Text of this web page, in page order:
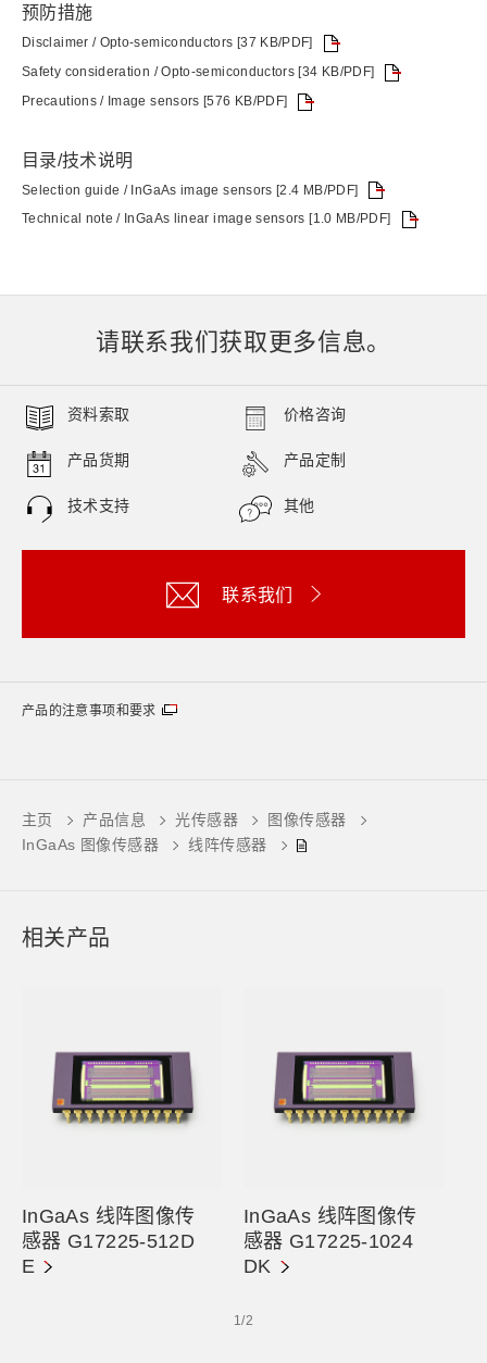
预防措施
Disclaimer / Opto-semiconductors [37 KB/PDF]
Safety consideration / Opto-semiconductors [34 KB/PDF]
Precautions / Image sensors [576 KB/PDF]
目录/技术说明
Selection guide / InGaAs image sensors [2.4 MB/PDF]
Technical note / InGaAs linear image sensors [1.0 MB/PDF]
请联系我们获取更多信息。
资料索取 价格咨询
产品货期 产品定制
技术支持 其他
联系我们
产品的注意事项和要求
主页 产品信息 光传感器
图像传感器
InGaAs 图像传感器
线阵传感器
相关产品
InGaAs 线阵图像传
感器 G17225-512D
E
InGaAs 线阵图像传
感器 G17225-1024
DK
1/2